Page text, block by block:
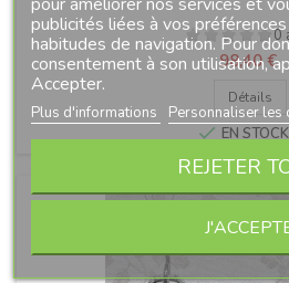
0
Prix
98,40 €
Détails
 EN STOCK
publicités liées à vos
habitudes de navigation. Pour
consentement à son utilisation,
Accepter.
Plus d'informations Personnaliser les
REJETER